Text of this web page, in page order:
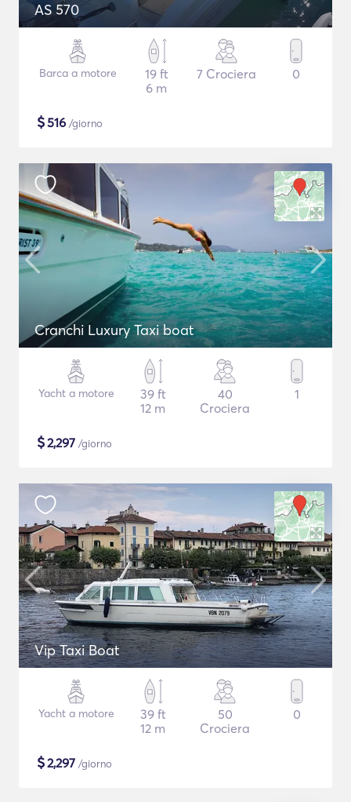
AS 570
Barca a motore
19 ft
6 m
7 Crociera 0
$516 /giorno
Cranchi Luxury Taxi boat
Yacht a motore
39 ft
12 m
40
Crociera
1
$2,297 /giorno
Vip Taxi Boat
Yacht a motore
39 ft
12 m
50
Crociera
0
$2,297 /giorno